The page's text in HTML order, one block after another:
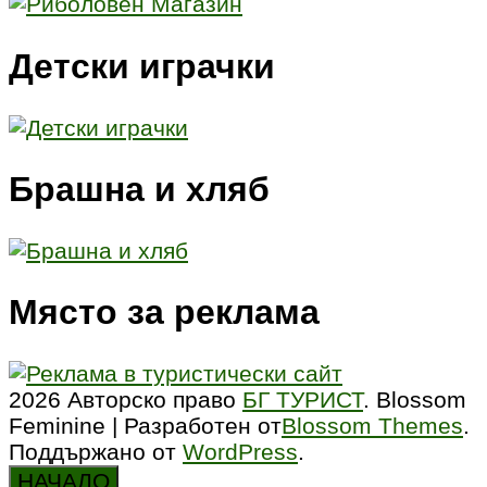
страници
Детски играчки
Брашна и хляб
Място за реклама
2026 Авторско право БГ ТУРИСТ. Blossom
Feminine | Разработен отBlossom Themes.
Поддържано от WordPress.
НАЧАЛО